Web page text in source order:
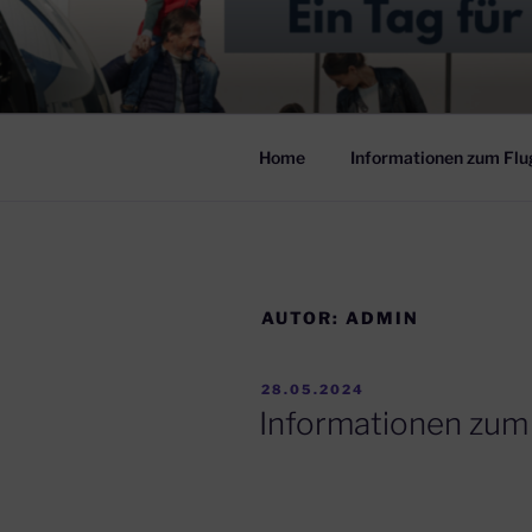
Zum
Inhalt
springen
am 06.06.2026 – Flughafen
Home Informationen zum
AUTOR: ADMIN
VERÖFFENTLICHT
28.05.2024
Informationen